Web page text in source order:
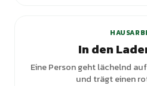
In den
Eine Person geht lächelnd
und trägt einen